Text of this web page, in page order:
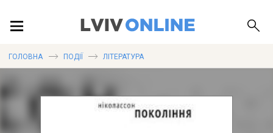
ЛОКАЦІЇ
ГОЛОВНА ПОДІЇ ЛІТЕРАТУРА